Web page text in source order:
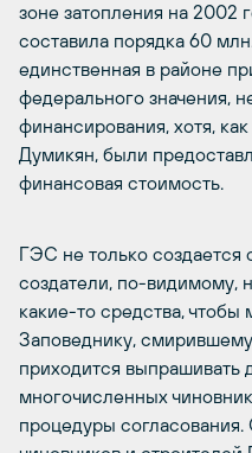
зоне затопления на 2002
составила порядка 60
единственная в районе
федерального значения,
финансирования, хотя,
Думикян, были
финансовая стоимость.
ГЭС не только создается
создатели, по-видимому,
какие-то средства,
Заповеднику,
приходится
многочисленных
процедуры согласования.